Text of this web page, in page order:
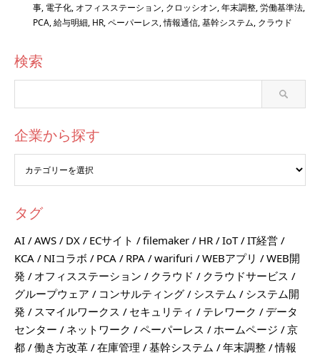
事, 電子化, オフィスステーション, クロッシオン,年末調整,労働基準法,
PCA,給与明細, HR,ペーパーレス,情報通信,基幹システム, クラウド
検索
企業から探す
タグ
AI AWS DX ECサイト filemaker HR IoT
IT経営
KCA
NIコラボ PCA RPA warifuri WEBアプリ
WEB開
発
オフィスステーション クラウド
クラウドサービス
グループウェア
コンサルティング システム
システム開
発
スマイルワークス セキュリティ テレワーク
データ
センター
ネットワーク ペーパーレス ホームページ
京
都
働き方改革 在庫管理 基幹システム 年末調整
情報